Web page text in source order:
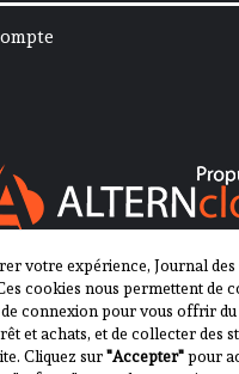
SUR
votre expérience, Journal des
cookies nous permettent de
connexion pour vous offrir du
et achats, et de collecter des
Cliquez sur"Accepter"pour